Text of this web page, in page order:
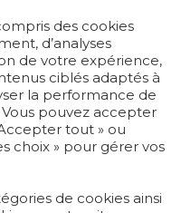
des cookies
d’analyses
de votre expérience,
ciblés adaptés à
la performance de
pouvez accepter
tout » ou
choix » pour gérer vos
de cookies ainsi